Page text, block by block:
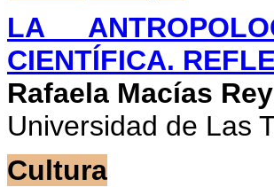
LA
CIENTÍFICA.
Rafaela Macías
Universidad de Las
Cultura